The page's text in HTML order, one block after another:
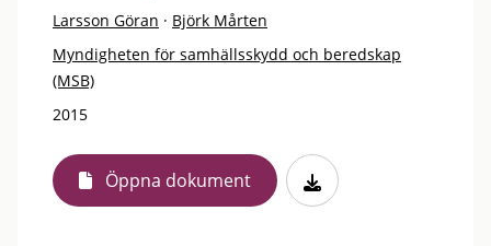
Larsson Göran · Björk Mårten
Myndigheten för samhällsskydd och beredskap
(MSB)
2015
Öppna dokument